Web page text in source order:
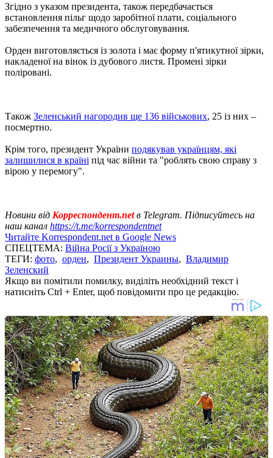
Згідно з указом президента, також передбачається
встановлення пільг щодо заробітної плати, соціального
забезпечення та медичного обслуговування.
Орден виготовляється із золота і має форму п'ятикутної зірки,
накладеної на вінок із дубового листя. Промені зірки
поліровані.
Також Зеленський нагородив ще 136 військових, 25 із них –
посмертно.
Крім того, президент України подякував українцям, які
залишилися в країні під час війни та "роблять свою справу з
вірою у перемогу".
Новини від Корреспондент.netв Telegram. Підписуйтесь на
наш канал https://t.me/korrespondentnet
Читайте Korrespondent.net в Google News
СПЕЦТЕМА: Війна Росії з Україною
ТЕГИ: фото, орден, Президент Украины, Владимир
Зеленский
Якщо ви помітили помилку, виділіть необхідний текст і
натисніть Ctrl + Enter, щоб повідомити про це редакцію.